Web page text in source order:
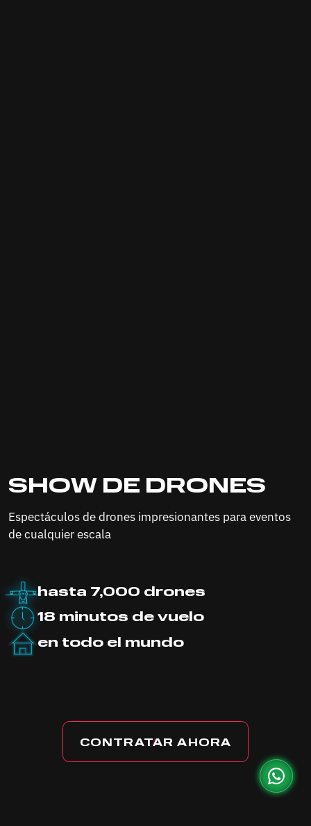
SHOW DE DRONES
Espectáculos de drones impresionantes para eventos
de cualquier escala
hasta 7,000 drones
18 minutos de vuelo
en todo el mundo
CONTRATAR AHORA